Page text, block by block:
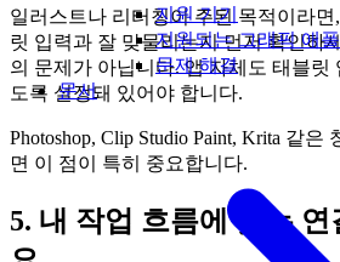
지원 기기
지원되는 그래픽 애
문제 해결
문서
일러스트나 리터칭이 주된 목적이라
릿 입력과 잘 맞물리는지 먼저 확인하
의 문제가 아닙니다. 앱 자체도 태블릿
도록 설정돼 있어야 합니다.
Photoshop, Clip Studio Paint, Krita 같
면 이 점이 특히 중요합니다.
5. 내 작업 흐름에 맞는